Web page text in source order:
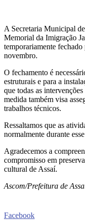
A Secretaria Municipal
Memorial da Imigração
temporariamente
novembro.
O fechamento é
estruturais e para a
que todas as
medida também visa
trabalhos técnicos.
Ressaltamos que as
normalmente durante
Agradecemos a
compromisso em
cultural de Assaí.
Ascom/Prefeitura de
Facebook